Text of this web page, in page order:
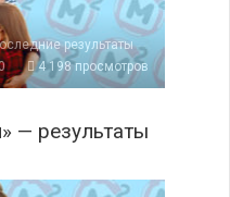
результаты
4 198 просмотров
— результаты